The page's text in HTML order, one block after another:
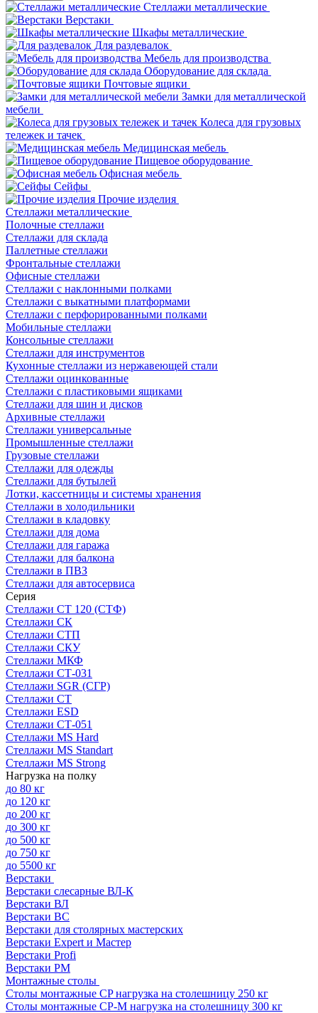
Стеллажи металлические
Верстаки
Шкафы металлические
Для раздевалок
Мебель для производства
Оборудование для склада
Почтовые ящики
Замки для металлической
мебели
Колеса для грузовых
тележек и тачек
Медицинская мебель
Пищевое оборудование
Офисная мебель
Сейфы
Прочие изделия
Стеллажи металлические
Полочные стеллажи
Стеллажи для склада
Паллетные стеллажи
Фронтальные стеллажи
Офисные стеллажи
Стеллажи с наклонными полками
Стеллажи с выкатными платформами
Стеллажи с перфорированными полками
Мобильные стеллажи
Консольные стеллажи
Стеллажи для инструментов
Кухонные стеллажи из нержавеющей стали
Стеллажи оцинкованные
Стеллажи с пластиковыми ящиками
Стеллажи для шин и дисков
Архивные стеллажи
Стеллажи универсальные
Промышленные стеллажи
Грузовые стеллажи
Стеллажи для одежды
Стеллажи для бутылей
Лотки, кассетницы и системы хранения
Стеллажи в холодильники
Стеллажи в кладовку
Стеллажи для дома
Стеллажи для гаража
Стеллажи для балкона
Стеллажи в ПВЗ
Стеллажи для автосервиса
Серия
Стеллажи СТ 120 (СТФ)
Стеллажи СК
Стеллажи СТП
Стеллажи СКУ
Стеллажи МКФ
Стеллажи СТ-031
Стеллажи SGR (СГР)
Стеллажи СТ
Стеллажи ESD
Стеллажи СТ-051
Стеллажи MS Hard
Стеллажи MS Standart
Стеллажи MS Strong
Нагрузка на полку
до 80 кг
до 120 кг
до 200 кг
до 300 кг
до 500 кг
до 750 кг
до 5500 кг
Верстаки
Верстаки слесарные ВЛ-К
Верстаки ВЛ
Верстаки ВС
Верстаки для столярных мастерских
Верстаки Expert и Мастер
Верстаки Profi
Верстаки РМ
Монтажные столы
Столы монтажные СP нагрузка на столешницу 250 кг
Столы монтажные СР-М нагрузка на столешницу 300 кг